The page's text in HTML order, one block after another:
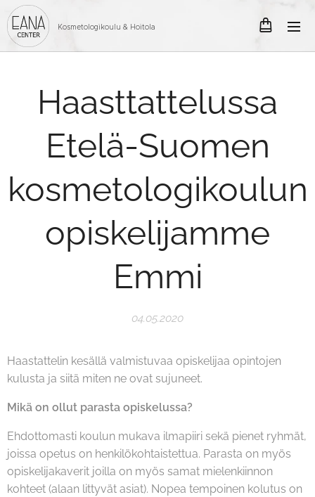
Kosmetologikoulu & Hoitola
Haasttattelussa
Etelä-Suomen
kosmetologikoulun
opiskelijamme
Emmi
04.05.2020
Haastattelin kesällä valmistuvaa opiskelijaa opintojen
kulusta ja siitä miten ne ovat sujuneet.
Mikä on ollut parasta opiskelussa?
Ehdottomasti koulun mukava ilmapiiri sekä pienet ryhmät,
joissa opetus on henkilökohtaistettua. Parasta on myös
opiskelijakaverit joilla on myös samat mielenkiinnon
kohteet (alaan littyvät asiat). Nopea tempoinen kolutus on